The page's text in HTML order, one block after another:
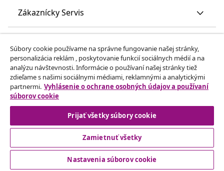
Zákaznícky Servis
vidaXL
Nájdite viac
Súbory cookie používame na správne fungovanie našej stránky,
personalizácia reklám , poskytovanie funkcií sociálnych médií a na
analýzu návštevnosti. Informácie o používaní našej stránky tiež
zdieľame s našimi sociálnymi médiami, reklamnými a analytickými
partnermi. Vyhlásenie o ochrane osobných údajov a používaní
súborov cookie
Prijať všetky súbory cookie
Zamietnuť všetky
Nastavenia súborov cookie